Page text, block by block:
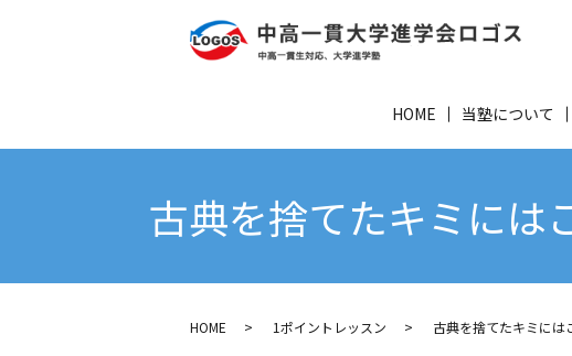
HOME 当塾について
古典を捨てたキミには
HOME 1ポイントレッスン 古典を捨てたキミには